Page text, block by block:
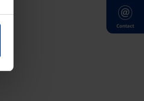
Contact